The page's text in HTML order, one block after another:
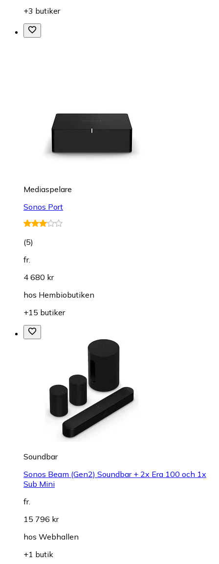
+3 butiker
Mediaspelare
Sonos Port
(5)
fr.
4 680 kr
hos Hembiobutiken
+15 butiker
Soundbar
Sonos Beam (Gen2) Soundbar + 2x Era 100 och 1x
Sub Mini
fr.
15 796 kr
hos Webhallen
+1 butik